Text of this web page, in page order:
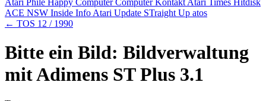
Atari Phile Happy ComputerComputer Kontakt Atari Times Hitdisk
ACE NSW Inside Info Atari Update STraight Up atos
← TOS 12 / 1990
Bitte ein Bild: Bildverwaltung
mit Adimens ST Plus 3.1